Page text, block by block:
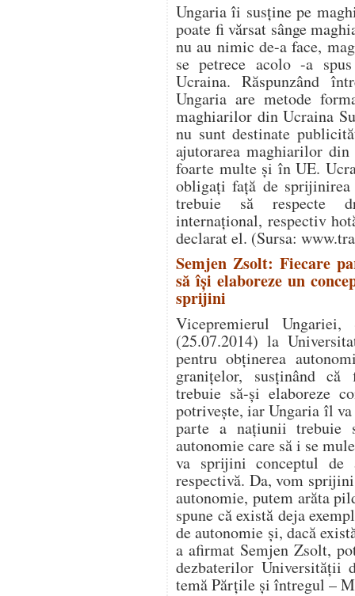
Ungaria îi susţine pe
poate fi vărsat sânge
nu au nimic de-a face,
se petrece acolo -a
Ucraina. Răspunzând
Ungaria are metode
maghiarilor din Ucraina
nu sunt destinate
ajutorarea maghiarilor
foarte multe şi în UE.
obligaţi faţă de
trebuie să respecte
internaţional, respectiv
declarat el. (Sursa:
Semjen Zsolt: Fiecare
să îşi elaboreze un
sprijini
Vicepremierul
(25.07.2014) la
pentru obţinerea
graniţelor, susţinând că
trebuie să-şi elaboreze
potriveşte, iar Ungaria îl
parte a naţiunii trebuie
autonomie care să i se
va sprijini conceptul de
respectivă. Da, vom
autonomie, putem arăta
spune că există deja
de autonomie şi, dacă
a afirmat Semjen Zsolt,
dezbaterilor Universităţii
temă Părţile şi întregul –